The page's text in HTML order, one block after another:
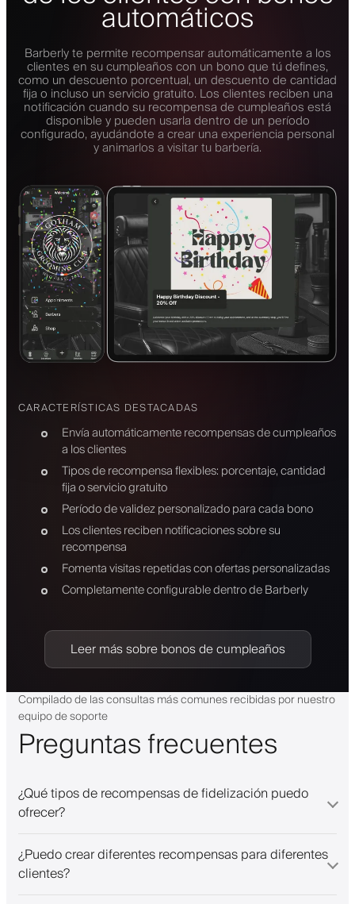
automáticos
Barberly te permite recompensar automáticamente a los
clientes en su cumpleaños con un bono que tú defines,
como un descuento porcentual, un descuento de cantidad
fija o incluso un servicio gratuito. Los clientes reciben una
notificación cuando su recompensa de cumpleaños está
disponible y pueden usarla dentro de un período
configurado, ayudándote a crear una experiencia personal
y animarlos a visitar tu barbería.
CARACTERÍSTICAS DESTACADAS
Envía automáticamente recompensas de cumpleaños
a los clientes
Tipos de recompensa flexibles: porcentaje, cantidad
fija o servicio gratuito
Período de validez personalizado para cada bono
Los clientes reciben notificaciones sobre su
recompensa
Fomenta visitas repetidas con ofertas personalizadas
Completamente configurable dentro de Barberly
Leer más sobre bonos de cumpleaños
Compilado de las consultas más comunes recibidas por nuestro
equipo de soporte
Preguntas frecuentes
¿Qué tipos de recompensas de fidelización puedo
ofrecer?
¿Puedo crear diferentes recompensas para diferentes
clientes?